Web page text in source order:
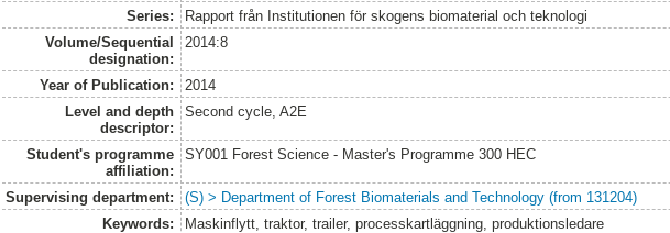
Series:
Rapport från Institutionen för skogens biomaterial och teknologi
Volume/Sequential
designation:
2014:8
Year of Publication:
2014
Level and depth
descriptor:
Second cycle, A2E
Student's programme
affiliation:
SY001 Forest Science - Master's Programme 300 HEC
Supervising department:
(S) > Department of Forest Biomaterials and Technology (from 131204)
Keywords:
Maskinflytt, traktor, trailer, processkartläggning, produktionsledare